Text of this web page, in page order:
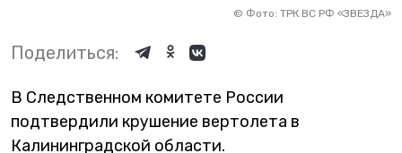
© Фото: ТРК ВС РФ «ЗВЕЗДА»
Поделиться:
В Следственном комитете России
подтвердили крушение вертолета в
Калининградской области.